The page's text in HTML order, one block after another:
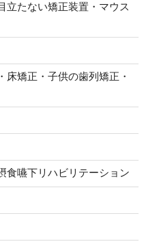
立たない矯正装置・マウス
床矯正・子供の歯列矯正・
食嚥下リハビリテーション